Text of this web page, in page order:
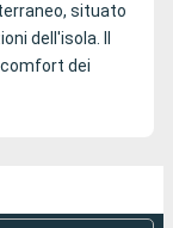
situato
dell'isola. Il
dei